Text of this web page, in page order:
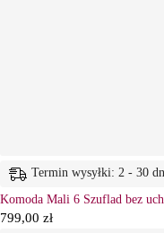
Termin wysyłki: 2 - 30
Komoda Mali 6 Szuflad bez
799,00 zł